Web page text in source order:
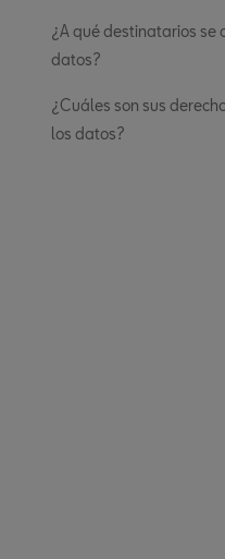
¿A qué destinatarios se
datos?
¿Cuáles son sus
los datos?